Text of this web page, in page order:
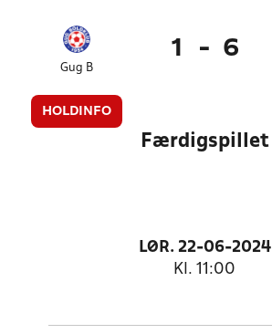
Gug B
HOLDINFO
1 - 6
Færdigspillet
LØR. 22-06-2024
Kl. 11:00